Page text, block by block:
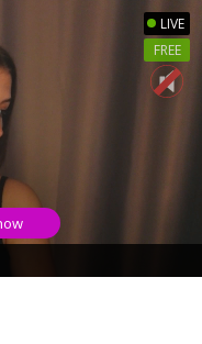
LIVE
FREE